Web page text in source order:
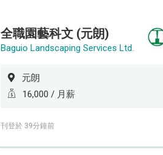
全職園藝科文 (元朗)
Baguio Landscaping Services Ltd.
元朗
16,000 / 月薪
刊登於 39分鐘前